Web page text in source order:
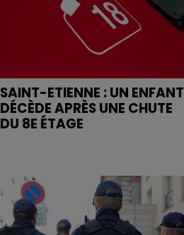
SAINT-ETIENNE : UN ENFANT
DÉCÈDE APRÈS UNE CHUTE
DU 8E ÉTAGE